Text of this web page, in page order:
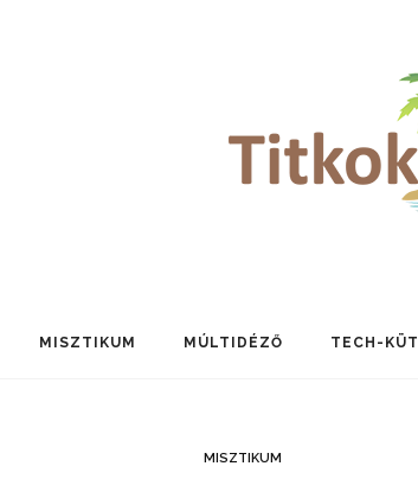
MISZTIKUM MÚLTIDÉZŐ TECH-
MISZTIKUM